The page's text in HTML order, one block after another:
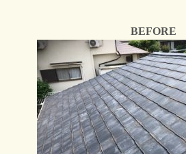
BEFORE